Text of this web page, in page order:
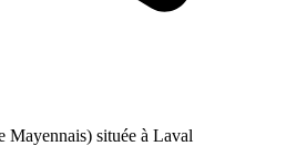
Mayennais) située à Laval